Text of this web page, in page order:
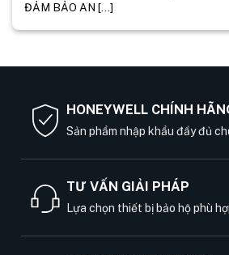
ĐẢM BẢO AN [...]
HONEYWELL CHÍNH
Sản phẩm nhập khẩu đầy đủ
TƯ VẤN GIẢI PHÁP
Lựa chọn thiết bị bảo hộ phù